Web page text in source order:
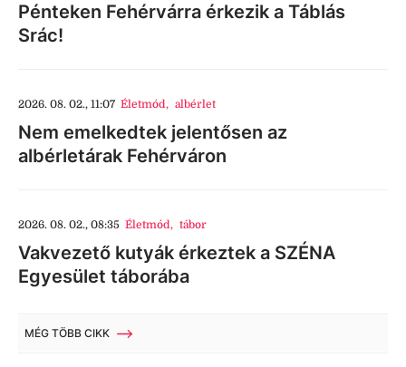
Pénteken Fehérvárra érkezik a Táblás
Srác!
2026. 08. 02., 11:07 Életmód, albérlet
Nem emelkedtek jelentősen az
albérletárak Fehérváron
2026. 08. 02., 08:35 Életmód, tábor
Vakvezető kutyák érkeztek a SZÉNA
Egyesület táborába
MÉG TÖBB CIKK